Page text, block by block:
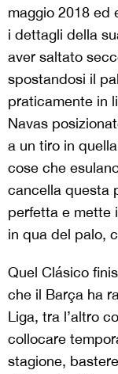
maggio 2018 ed
i dettagli della
aver saltato
spostandosi il
praticamente in
Navas
a un tiro in
cose che
cancella questa
perfetta e mette
in qua del palo,
Quel Clásico
che il Barça ha
Liga, tra l’altro
collocare
stagione,